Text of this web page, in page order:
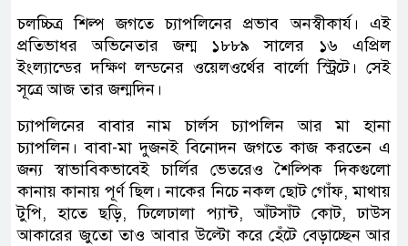
চলচ্চিত্র শিল্প জগতে চ্যাপলিনের প্রভাব অনস্বীকার্য। এই
প্রতিভাধর অভিনেতার জন্ম ১৮৮৯ সালের ১৬ এপ্রিল
ইংল্যান্ডের দক্ষিণ লন্ডনের ওয়েলওর্থের বার্লো স্ট্রিটে। সেই
সূত্রে আজ তার জন্মদিন।
চ্যাপলিনের বাবার নাম চার্লস চ্যাপলিন আর মা হানা
চ্যাপলিন। বাবা-মা দুজনই বিনোদন জগতে কাজ করতেন এ
জন্য স্বাভাবিকভাবেই চার্লির ভেতরেও শৈল্পিক দিকগুলো
কানায় কানায় পূর্ণ ছিল। নাকের নিচে নকল ছোট গোঁফ, মাথায়
টুপি, হাতে ছড়ি, ঢিলেঢালা প্যান্ট, আঁটসাঁট কোট, ঢাউস
আকারের জুতো তাও আবার উল্টো করে হেঁটে বেড়াচ্ছেন আর